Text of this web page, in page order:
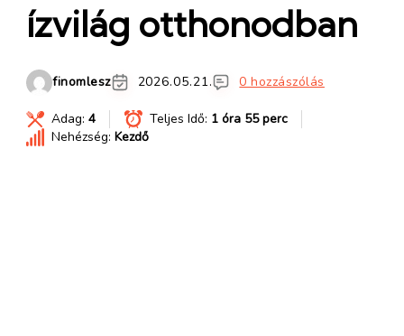
ízvilág otthonodban
finomlesz 2026.05.21. 0 hozzászólás
Adag: 4 Teljes Idő: 1 óra 55 perc
Nehézség: Kezdő